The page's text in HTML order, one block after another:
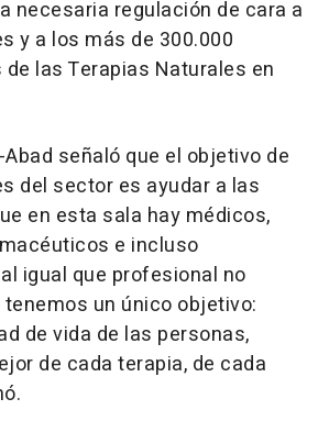
necesaria regulación de cara a
y a los más de 300.000
las Terapias Naturales en
señaló que el objetivo de
del sector es ayudar a las
en esta sala hay médicos,
e incluso
igual que profesional no
un único objetivo:
de vida de las personas,
de cada terapia, de cada